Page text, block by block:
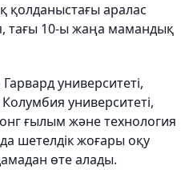
қолданыстағы аралас
тағы 10-ы жаңа мамандық
университеті,
университеті,
ғылым және технология
шетелдік жоғары оқу
өте алады.​